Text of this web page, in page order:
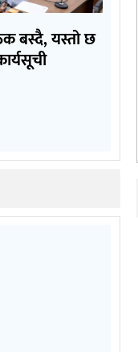
बस्दै, यस्तो छ